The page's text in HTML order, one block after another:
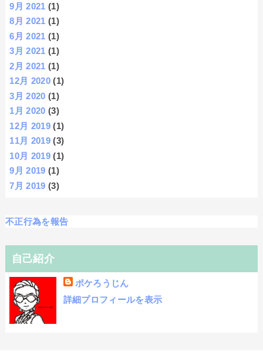
9月 2021 (1)
8月 2021 (1)
6月 2021 (1)
3月 2021 (1)
2月 2021 (1)
12月 2020 (1)
3月 2020 (1)
1月 2020 (3)
12月 2019 (1)
11月 2019 (3)
10月 2019 (1)
9月 2019 (1)
7月 2019 (3)
不正行為を報告
自己紹介
ポケろうじん
詳細プロフィールを表示